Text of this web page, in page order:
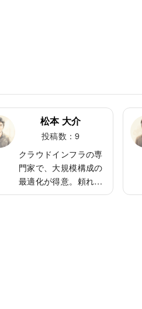
松本 大介
投稿数：9
クラウドインフラの専
門家で、大規模構成の
最適化が得意。頼れる
兄貴肌で、若手の育成